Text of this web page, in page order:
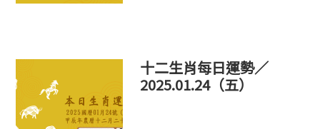
十二生肖每日運勢／
2025.01.24（五）